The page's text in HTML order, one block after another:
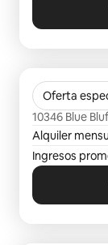
Oferta
Citizen
10346 Blue
Alquiler
Ingresos